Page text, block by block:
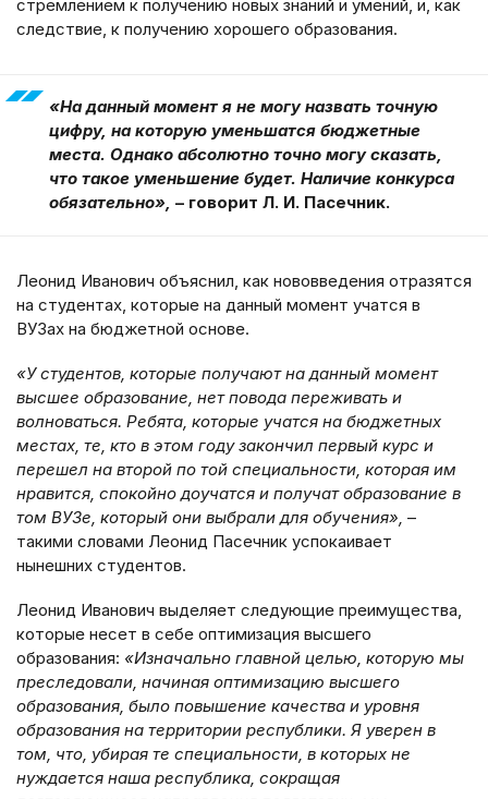
стремлением к получению новых знаний и умений, и, как
следствие, к получению хорошего образования.
«На данный момент я не могу назвать точную
цифру, на которую уменьшатся бюджетные
места. Однако абсолютно точно могу сказать,
что такое уменьшение будет. Наличие конкурса
обязательно», – говорит Л. И. Пасечник.
Леонид Иванович объяснил, как нововведения отразятся
на студентах, которые на данный момент учатся в
ВУЗах на бюджетной основе.
«У студентов, которые получают на данный момент
высшее образование, нет повода переживать и
волноваться. Ребята, которые учатся на бюджетных
местах, те, кто в этом году закончил первый курс и
перешел на второй по той специальности, которая им
нравится, спокойно доучатся и получат образование в
том ВУЗе, который они выбрали для обучения», –
такими словами Леонид Пасечник успокаивает
нынешних студентов.
Леонид Иванович выделяет следующие преимущества,
которые несет в себе оптимизация высшего
образования: «Изначально главной целью, которую мы
преследовали, начиная оптимизацию высшего
образования, было повышение качества и уровня
образования на территории республики. Я уверен в
том, что, убирая те специальности, в которых не
нуждается наша республика, сокращая